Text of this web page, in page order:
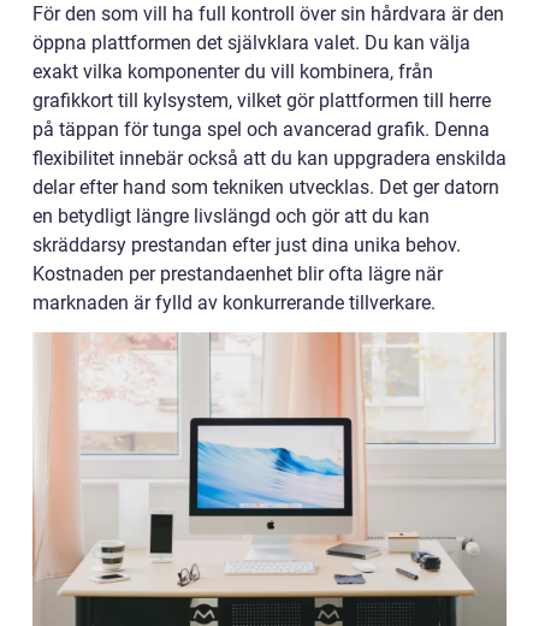
För den som vill ha full kontroll över sin hårdvara är den
öppna plattformen det självklara valet. Du kan välja
exakt vilka komponenter du vill kombinera, från
grafikkort till kylsystem, vilket gör plattformen till herre
på täppan för tunga spel och avancerad grafik. Denna
flexibilitet innebär också att du kan uppgradera enskilda
delar efter hand som tekniken utvecklas. Det ger datorn
en betydligt längre livslängd och gör att du kan
skräddarsy prestandan efter just dina unika behov.
Kostnaden per prestandaenhet blir ofta lägre när
marknaden är fylld av konkurrerande tillverkare.